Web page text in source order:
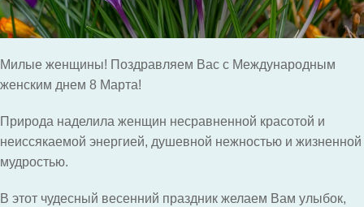
Милые женщины! Поздравляем Вас с Международным
женским днем 8 Марта!
Природа наделила женщин несравненной красотой и
неиссякаемой энергией, душевной нежностью и жизненной
мудростью.
В этот чудесный весенний праздник желаем Вам улыбок,